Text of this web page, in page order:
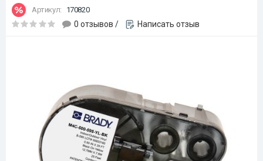
Артикул: 170820
0 отзывов / Написать отзыв